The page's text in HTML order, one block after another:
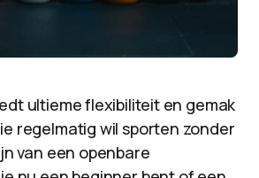
ultieme flexibiliteit en gemak
regelmatig wil sporten zonder
van een openbare